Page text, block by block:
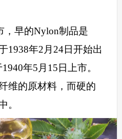
，早的Nylon制品是
1938年2月24日开始出
年5月15日上市。
维的原材料，而硬的
。